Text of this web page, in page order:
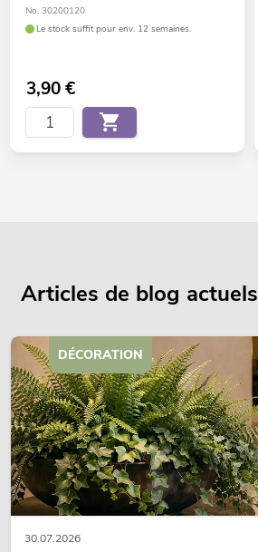
No. 30200120
Le stock suffit pour env. 12 semaines.
3,90€
Articles de blog actuels
30.07.2026
DÉCORATION